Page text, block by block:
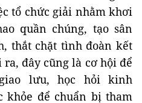
tổ chức giải nhằm khơi
quần chúng, tạo sân
thắt chặt tình đoàn kết
ra, đây cũng là cơ hội để
lưu, học hỏi kinh
khỏe để chuẩn bị tham